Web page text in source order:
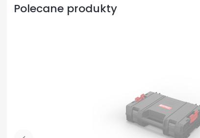
Polecane produkty